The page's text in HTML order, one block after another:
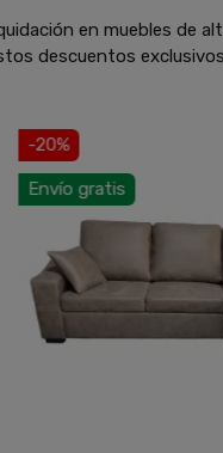
en muebles de
descuentos